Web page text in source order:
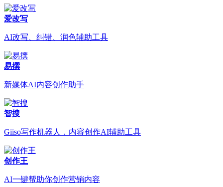
爱改写
AI改写、纠错、润色辅助工具
易撰
新媒体AI内容创作助手
智搜
Giiso写作机器人，内容创作AI辅助工具
创作王
AI一键帮助你创作营销内容